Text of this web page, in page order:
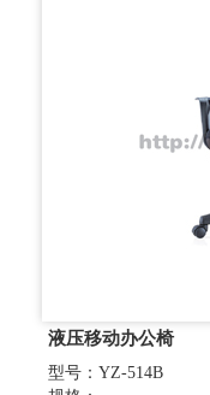
液压移动办公椅
型号：YZ-514B